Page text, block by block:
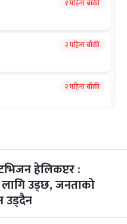
१ महिना बाँकी
२ महिना बाँकी
२ महिना बाँकी
२ महिना बाँकी
हेलिकप्टर :
उड्छ, जनताको
उड्दैन